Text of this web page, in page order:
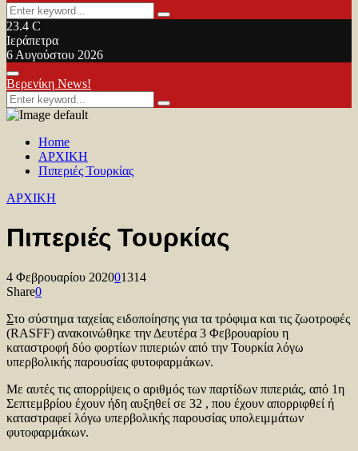
Search
for:
Search
23.4 C
Ιεράπετρα
6 Αυγούστου 2026
Facebook
Twitter
Youtube
Primary
Menu
Βερενίκη News!
Search
for:
Search
Home
ΑΡΧΙΚΗ
Πιπεριές Τουρκίας
ΑΡΧΙΚΗ
Πιπεριές Τουρκίας
4 Φεβρουαρίου 202001314
Share0
Στο σύστημα ταχείας ειδοποίησης για τα τρόφιμα και τις ζωοτροφές
(RASFF) ανακοινώθηκε την Δευτέρα 3 Φεβρουαρίου η
καταστροφή δύο φορτίων πιπεριών από την Τουρκία λόγω
υπερβολικής παρουσίας φυτοφαρμάκων.
Με αυτές τις απορρίψεις ο αριθμός των παρτίδων πιπεριάς, από 1η
Σεπτεμβρίου έχουν ήδη αυξηθεί σε 32 , που έχουν απορριφθεί ή
καταστραφεί λόγω υπερβολικής παρουσίας υπολειμμάτων
φυτοφαρμάκων.